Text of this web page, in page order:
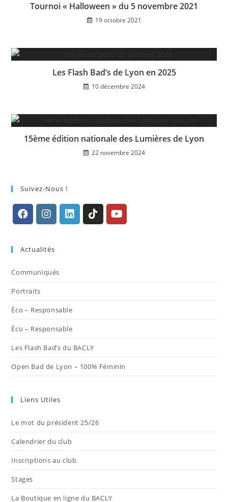
Tournoi « Halloween » du 5 novembre 2021
19 octobre 2021
Les Flash Bad’s de Lyon en 2025
10 décembre 2024
15ème édition nationale des Lumières de Lyon
22 novembre 2024
Suivez-Nous !
un
nouvel
nouvel
Actualités
Communiqués
Portraits
Éco – Responsable
Éco – Responsable
Les Flash Bad’s du BACLY
Open Bad de Lyon – 100% Féminin
Liens Utiles
Le mot du président 25/26
Calendrier du club
Inscriptions au club
Stages
La Boutique en ligne du BACLY